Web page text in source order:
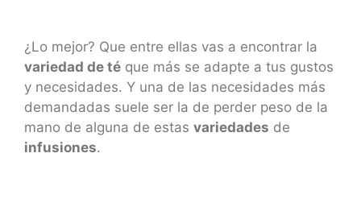
¿Lo mejor? Que entre ellas vas a encontrar la
variedad de té que más se adapte a tus gustos
y necesidades. Y una de las necesidades más
demandadas suele ser la de perder peso de la
mano de alguna de estas variedades de
infusiones.